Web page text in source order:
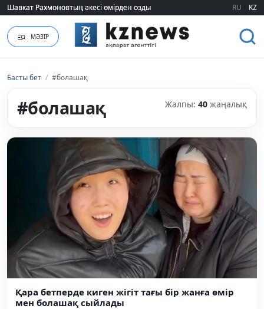
«Әділет» партиясы: Қазақстан – зайырлы мемлекет, ал «Заң жәнеRU KZ
МӘЗІР
Басты бет / #болашақ
#болашақ Жалпы: 40 жаңалық
Қара бетперде киген жігіт тағы бір жанға өмір
мен болашақ сыйлады